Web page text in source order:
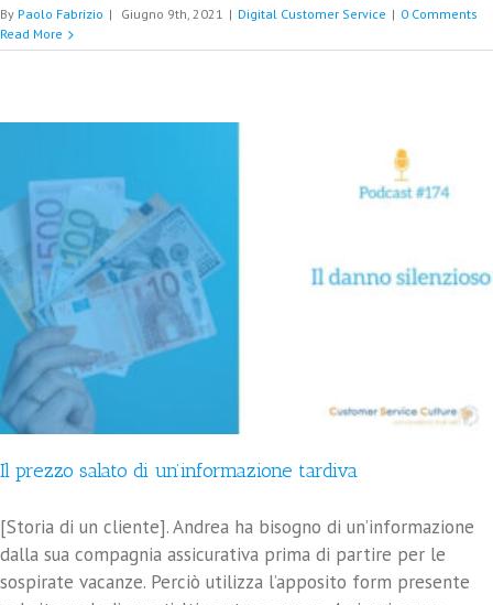
By Paolo Fabrizio | Giugno 9th, 2021 | Digital Customer Service | 0 Comments
Read More
Il prezzo salato di un’informazione tardiva
[Storia di un cliente]. Andrea ha bisogno di un’informazione
dalla sua compagnia assicurativa prima di partire per le
sospirate vacanze. Perciò utilizza l’apposito form presente